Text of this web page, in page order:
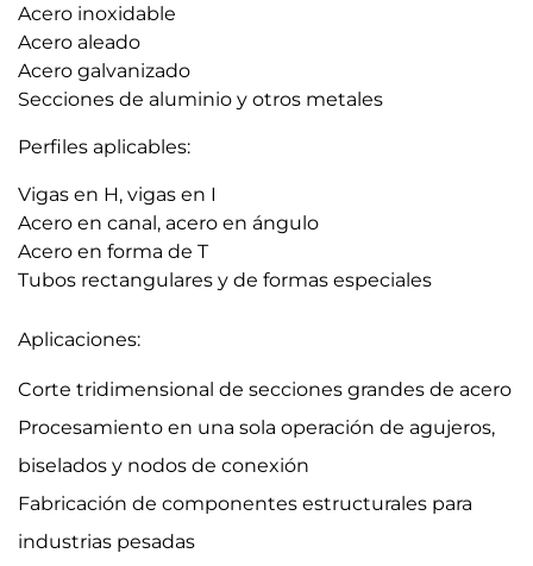
Acero inoxidable
Acero aleado
Acero galvanizado
Secciones de aluminio y otros metales
Perfiles aplicables:
Vigas en H, vigas en I
Acero en canal, acero en ángulo
Acero en forma de T
Tubos rectangulares y de formas especiales
Aplicaciones:
Corte tridimensional de secciones grandes de acero
Procesamiento en una sola operación de agujeros,
biselados y nodos de conexión
Fabricación de componentes estructurales para
industrias pesadas